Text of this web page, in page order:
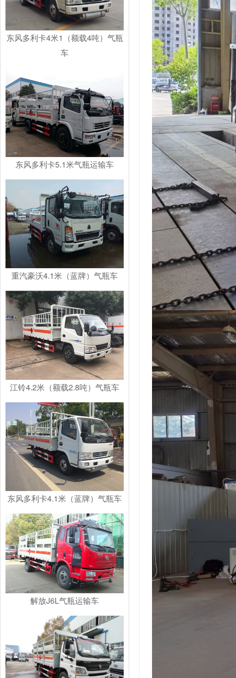
东风多利卡4米1（额载4吨）气瓶
车
东风多利卡5.1米气瓶运输车
重汽豪沃4.1米（蓝牌）气瓶车
江铃4.2米（额载2.8吨）气瓶车
东风多利卡4.1米（蓝牌）气瓶车
解放J6L气瓶运输车